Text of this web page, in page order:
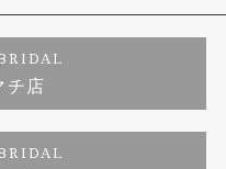
チ店